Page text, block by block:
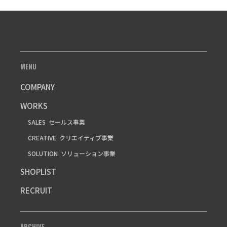
MENU
COMPANY
WORKS
SALES セールス事業
CREATIVE クリエイティブ事業
SOLUTION ソリューション事業
SHOPLIST
RECRUIT